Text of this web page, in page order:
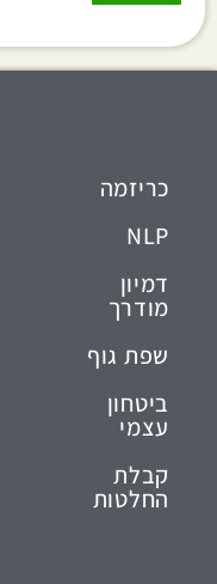
כריזמה
NLP
דמיון
מודרך
שפת גוף
ביטחון
עצמי
קבלת
החלטות